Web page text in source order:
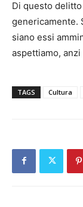
Di questo
genericamente.
siano essi
aspettiamo,
TAGS Cultura